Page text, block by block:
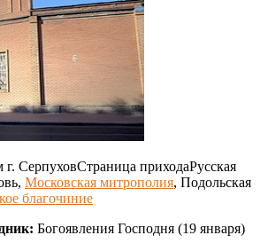
г. СерпуховСтраница приходаРусская
Московская митрополия, Подольская
благочиние
Богоявления Господня (19 января)